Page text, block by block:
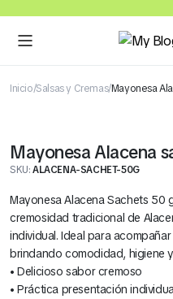
Inicio Salsas y Cremas Mayonesa
Mayonesa Alacena
SKU:ALACENA-SACHET-50G
Mayonesa Alacena Sachets 50
cremosidad tradicional de
individual. Ideal para
brindando comodidad, higiene
• Delicioso sabor cremoso
• Práctica presentación